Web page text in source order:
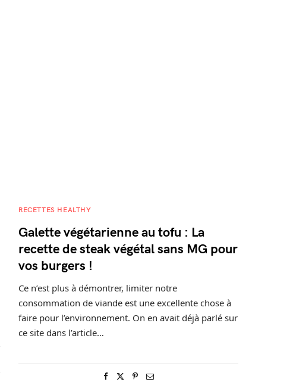
RECETTES HEALTHY
Galette végétarienne au tofu : La
recette de steak végétal sans MG pour
vos burgers !
Ce n’est plus à démontrer, limiter notre
consommation de viande est une excellente chose à
faire pour l’environnement. On en avait déjà parlé sur
ce site dans l’article…